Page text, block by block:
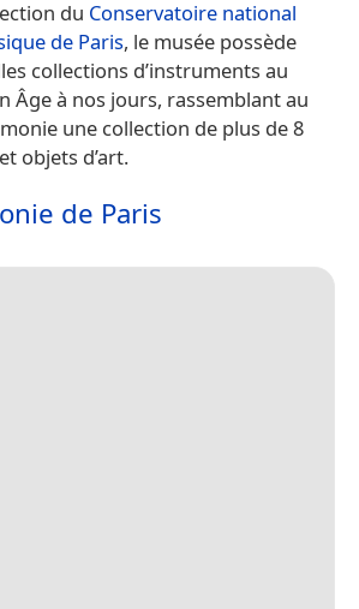
du Conservatoire national
de Paris, le musée possède
collections d’instruments au
Âge à nos jours, rassemblant au
une collection de plus de 8
objets d’art.
de Paris